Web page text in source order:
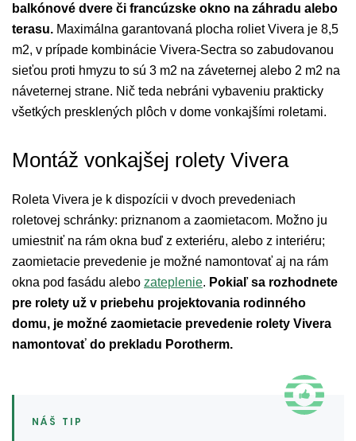
balkónové dvere či francúzske okno na záhradu alebo
terasu. Maximálna garantovaná plocha roliet Vivera je 8,5
m2, v prípade kombinácie Vivera-Sectra so zabudovanou
sieťou proti hmyzu to sú 3 m2 na záveternej alebo 2 m2 na
náveternej strane. Nič teda nebráni vybaveniu prakticky
všetkých presklených plôch v dome vonkajšími roletami.
Montáž vonkajšej rolety Vivera
Roleta Vivera je k dispozícii v dvoch prevedeniach
roletovej schránky: priznanom a zaomietacom. Možno ju
umiestniť na rám okna buď z exteriéru, alebo z interiéru;
zaomietacie prevedenie je možné namontovať aj na rám
okna pod fasádu alebo zateplenie. Pokiaľ sa rozhodnete
pre rolety už v priebehu projektovania rodinného
domu, je možné zaomietacie prevedenie rolety Vivera
namontovať do prekladu Porotherm.